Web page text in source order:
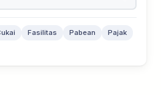
Fasilitas Pabean
Pajak